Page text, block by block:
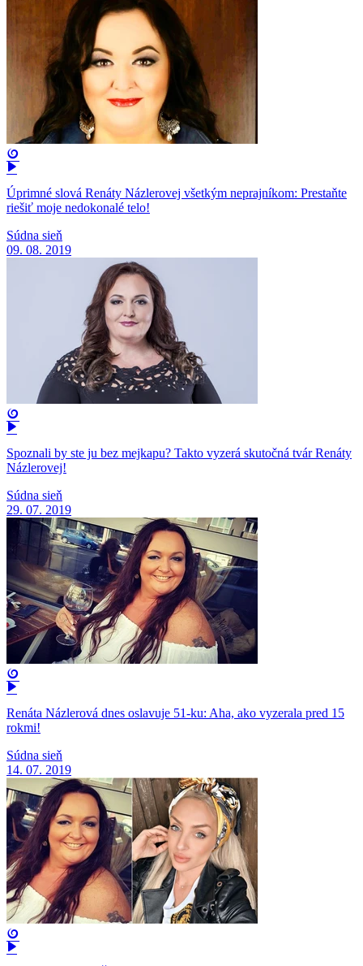
Úprimné slová Renáty Názlerovej všetkým neprajníkom: Prestaňte
riešiť moje nedokonalé telo!
Súdna sieň
09. 08. 2019
Spoznali by ste ju bez mejkapu? Takto vyzerá skutočná tvár Renáty
Názlerovej!
Súdna sieň
29. 07. 2019
Renáta Názlerová dnes oslavuje 51-ku: Aha, ako vyzerala pred 15
rokmi!
Súdna sieň
14. 07. 2019